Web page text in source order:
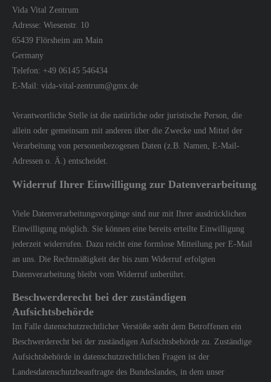
Vida Vital Zentrum
Adresse: Wiesenstr. 10
65439 Flörsheim am Main
Germany
Telefon: +49 06145 546434
E-Mail: vida-vital-zentrum@gmx.de
Verantwortliche Stelle ist die natürliche oder juristische Person, die
allein oder gemeinsam mit anderen über die Zwecke und Mittel der
Verarbeitung von personenbezogenen Daten (z.B. Namen, E-Mail-
Adressen o. Ä.) entscheidet.
Widerruf Ihrer Einwilligung zur Datenverarbeitung
Viele Datenverarbeitungsvorgänge sind nur mit Ihrer ausdrücklichen
Einwilligung möglich. Sie können eine bereits erteilte Einwilligung
jederzeit widerrufen. Dazu reicht eine formlose Mitteilung per E-Mail
an uns. Die Rechtmäßigkeit der bis zum Widerruf erfolgten
Datenverarbeitung bleibt vom Widerruf unberührt.
Beschwerderecht bei der zuständigen
Aufsichtsbehörde
Im Falle datenschutzrechtlicher Verstöße steht dem Betroffenen ein
Beschwerderecht bei der zuständigen Aufsichtsbehörde zu. Zuständige
Aufsichtsbehörde in datenschutzrechtlichen Fragen ist der
Landesdatenschutzbeauftragte des Bundeslandes, in dem unser